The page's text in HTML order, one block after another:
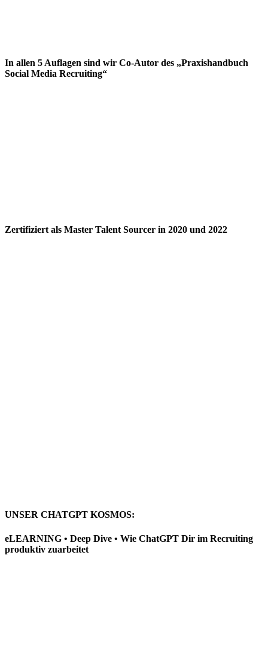
In allen 5 Auflagen sind wir Co-Autor des „Praxishandbuch
Social Media Recruiting“
Zertifiziert als Master Talent Sourcer in 2020 und 2022
UNSER CHATGPT KOSMOS:
eLEARNING • Deep Dive • Wie ChatGPT Dir im Recruiting
produktiv zuarbeitet